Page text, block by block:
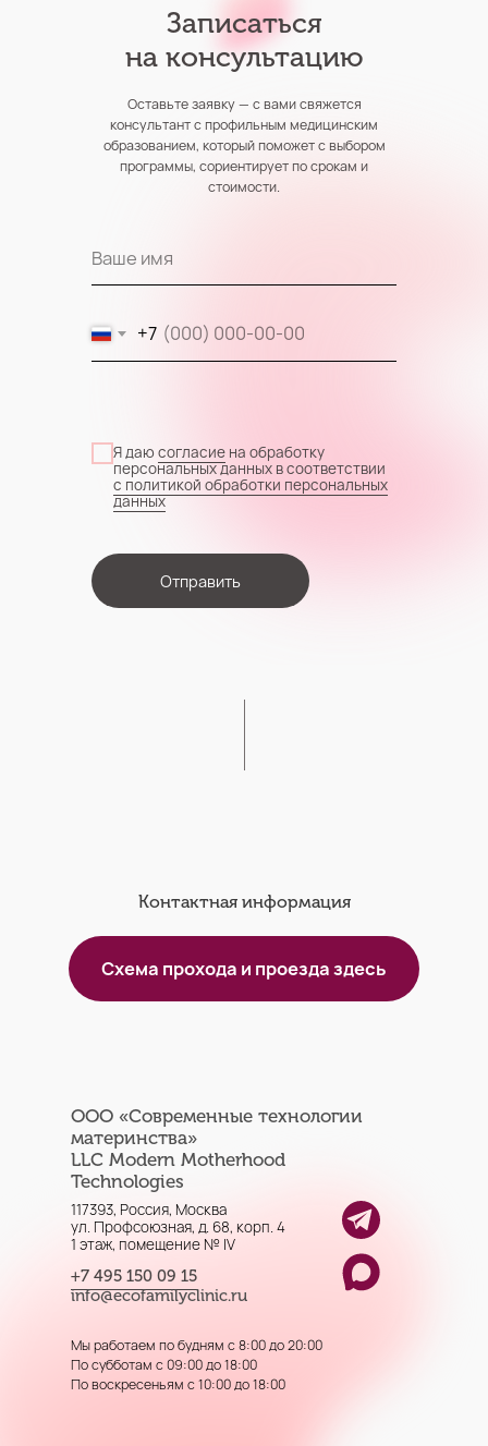
Записаться
на консультацию
Ваше имя
+7
Я даю согласие на обработку
персональных данных в соответствии
с политикой обработки персональных
данных
Отправить
Оставьте заявку — с вами свяжется
консультант с профильным медицинским
образованием, который поможет с выбором
программы, сориентирует по срокам и
стоимости.
Контактная информация
Схема прохода и проезда здесь
Мы работаем по будням с 8:00 до 20:00
По субботам с 09:00 до 18:00
По воскресеньям с 10:00 до 18:00
ООО «Современные технологии
материнства»
LLC Modern Motherhood
Technologies
117393, Россия, Москва
ул. Профсоюзная, д. 68, корп. 4
1 этаж, помещение № IV
+7 495 150 09 15
info@ecofamilyclinic.ru